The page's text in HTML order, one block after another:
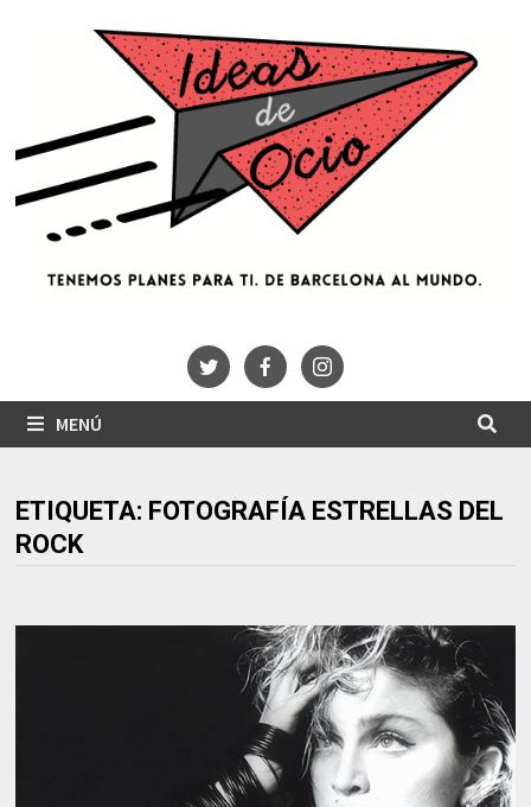
MENÚ
ETIQUETA: FOTOGRAFÍA ESTRELLAS DEL
ROCK